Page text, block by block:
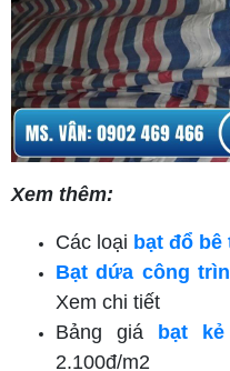
Xem thêm:
Các loại bạt đổ bê
Bạt dứa công
Xem chi tiết
Bảng giá
bạt
2.100đ/m2